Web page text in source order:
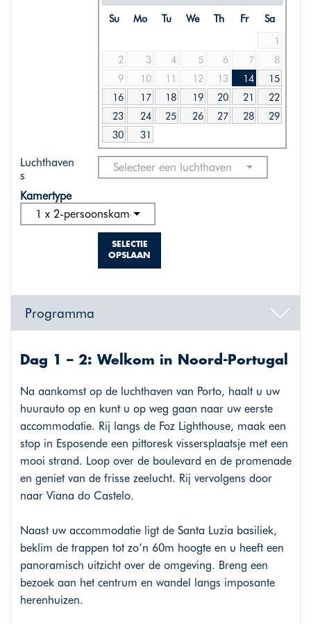
Su Mo Tu We Th Fr
Sa
1
2
3 4 5 6 7
8
9
10 11 12 13 14
15
16
17 18 19 20 21
22
23
24 25 26 27 28
29
30
31
Luchthaven
s
Selecteer een luchthaven
Kamertype
1 x 2-persoonskamer standaard
SELECTIE
OPSLAAN
Programma
Dag 1 – 2: Welkom in Noord-Portugal
Na aankomst op de luchthaven van Porto, haalt u uw
huurauto op en kunt u op weg gaan naar uw eerste
accommodatie. Rij langs de Foz Lighthouse, maak een
stop in Esposende een pittoresk vissersplaatsje met een
mooi strand. Loop over de boulevard en de promenade
en geniet van de frisse zeelucht. Rij vervolgens door
naar Viana do Castelo.
Naast uw accommodatie ligt de Santa Luzia basiliek,
beklim de trappen tot zo’n 60m hoogte en u heeft een
panoramisch uitzicht over de omgeving. Breng een
bezoek aan het centrum en wandel langs imposante
herenhuizen.